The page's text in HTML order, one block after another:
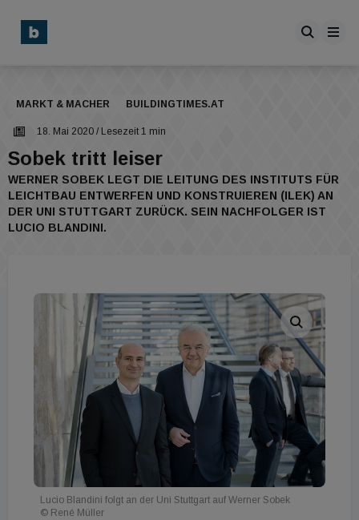
MARKT & MACHER BUILDINGTIMES.AT
18. Mai 2020 / Lesezeit 1 min
Sobek tritt leiser
WERNER SOBEK LEGT DIE LEITUNG DES INSTITUTS FÜR
LEICHTBAU ENTWERFEN UND KONSTRUIEREN (ILEK) AN
DER UNI STUTTGART ZURÜCK. SEIN NACHFOLGER IST
LUCIO BLANDINI.
Lucio Blandini folgt an der Uni Stuttgart auf Werner Sobek
© René Müller